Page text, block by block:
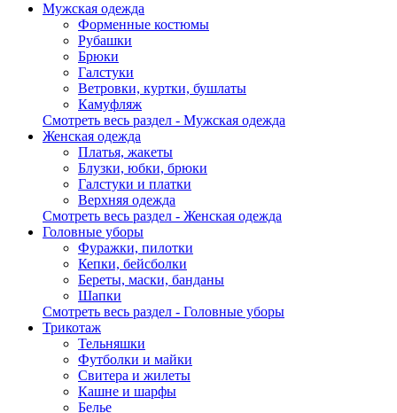
Мужская одежда
Форменные костюмы
Рубашки
Брюки
Галстуки
Ветровки, куртки, бушлаты
Камуфляж
Смотреть весь раздел - Мужская одежда
Женская одежда
Платья, жакеты
Блузки, юбки, брюки
Галстуки и платки
Верхняя одежда
Смотреть весь раздел - Женская одежда
Головные уборы
Фуражки, пилотки
Кепки, бейсболки
Береты, маски, банданы
Шапки
Смотреть весь раздел - Головные уборы
Трикотаж
Тельняшки
Футболки и майки
Свитера и жилеты
Кашне и шарфы
Белье